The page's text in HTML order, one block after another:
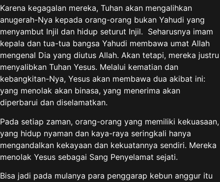
Karena kegagalan mereka, Tuhan akan mengalihkan
anugerah-Nya kepada orang-orang bukan Yahudi yang
menyambut Injil dan hidup seturut Injil. Seharusnya imam
kepala dan tua-tua bangsa Yahudi membawa umat Allah
mengenal Dia yang diutus Allah. Akan tetapi, mereka justru
menyalibkan Tuhan Yesus. Melalui kematian dan
kebangkitan-Nya, Yesus akan membawa dua akibat ini:
yang menolak akan binasa, yang menerima akan
diperbarui dan diselamatkan.
Pada setiap zaman, orang-orang yang memiliki kekuasaan,
yang hidup nyaman dan kaya-raya seringkali hanya
mengandalkan kekayaan dan kekuatannya sendiri. Mereka
menolak Yesus sebagai Sang Penyelamat sejati.
Bisa jadi pada mulanya para penggarap kebun anggur itu